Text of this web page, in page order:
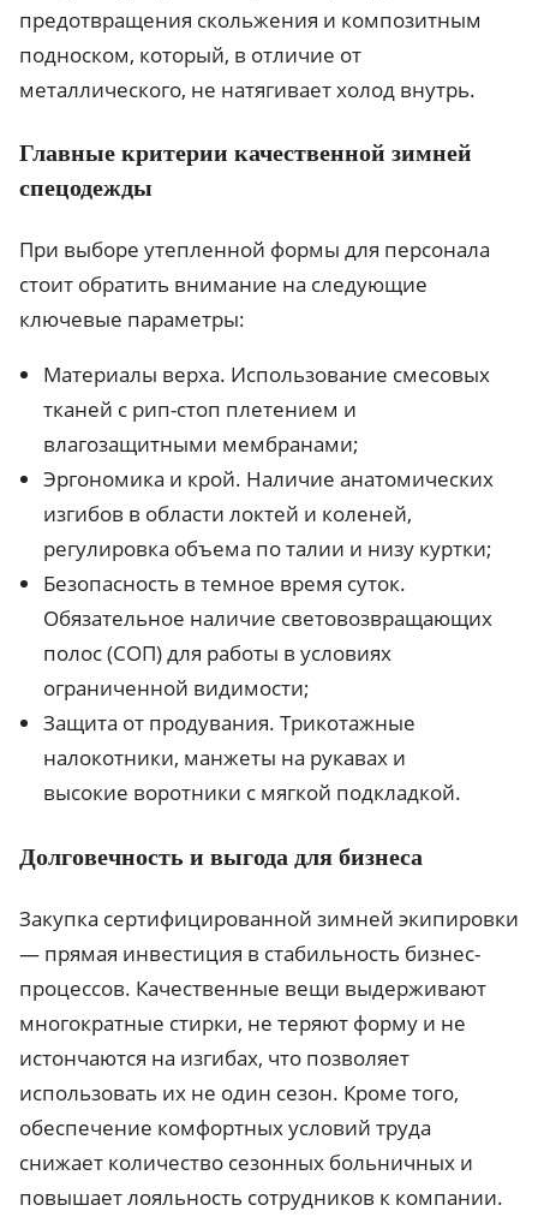
предотвращения скольжения и композитным
подноском, который, в отличие от
металлического, не натягивает холод внутрь.
Главные критерии качественной зимней
спецодежды
При выборе утепленной формы для персонала
стоит обратить внимание на следующие
ключевые параметры:
Материалы верха. Использование смесовых
тканей с рип-стоп плетением и
влагозащитными мембранами;
Эргономика и крой. Наличие анатомических
изгибов в области локтей и коленей,
регулировка объема по талии и низу куртки;
Безопасность в темное время суток.
Обязательное наличие световозвращающих
полос (СОП) для работы в условиях
ограниченной видимости;
Защита от продувания. Трикотажные
налокотники, манжеты на рукавах и
высокие воротники с мягкой подкладкой.
Долговечность и выгода для бизнеса
Закупка сертифицированной зимней экипировки
— прямая инвестиция в стабильность бизнес-
процессов. Качественные вещи выдерживают
многократные стирки, не теряют форму и не
истончаются на изгибах, что позволяет
использовать их не один сезон. Кроме того,
обеспечение комфортных условий труда
снижает количество сезонных больничных и
повышает лояльность сотрудников к компании.